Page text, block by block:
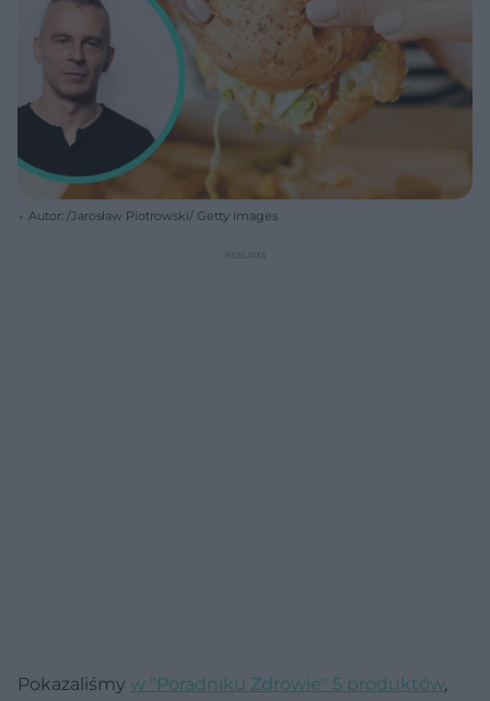
Autor: /Jarosław Piotrowski/ Getty Images
Pokazaliśmy w "Poradniku Zdrowie" 5 produktów,